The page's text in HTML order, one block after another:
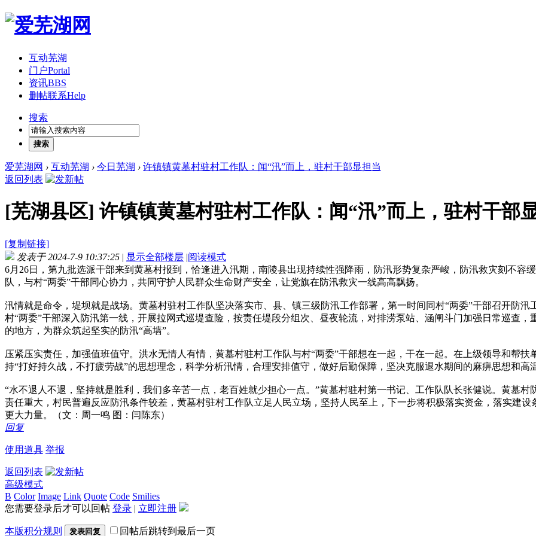
互动芜湖
门户Portal
资讯BBS
删帖联系Help
搜索
搜索
爱芜湖网 › 互动芜湖 › 今日芜湖 › 许镇镇黄墓村驻村工作队：闻“汛”而上，驻村干部显担当
返回列表
[芜湖县区] 许镇镇黄墓村驻村工作队：闻“汛”而上，驻村干部
[复制链接]
发表于 2024-7-9 10:37:25 | 显示全部楼层 |阅读模式
6月26日，第九批选派干部来到黄墓村报到，恰逢进入汛期，南陵县出现持续性强降雨，防汛形势复杂严峻，防汛救灾刻不容
队，与村“两委”干部同心协力，共同守护人民群众生命财产安全，让党旗在防汛救灾一线高高飘扬。
汛情就是命令，堤坝就是战场。黄墓村驻村工作队坚决落实市、县、镇三级防汛工作部署，第一时间同村“两委”干部召开防
村“两委”干部深入防汛第一线，开展拉网式巡堤查险，按责任堤段分组次、昼夜轮流，对排涝泵站、涵闸斗门加强日常巡查
的地方，为群众筑起坚实的防汛“高墙”。
压紧压实责任，加强值班值守。洪水无情人有情，黄墓村驻村工作队与村“两委”干部想在一起，干在一起。在上级领导和帮
持“打好持久战，不打疲劳战”的思想理念，科学分析汛情，合理安排值守，做好后勤保障，坚决克服退水期间的麻痹思想和
“水不退人不退，坚持就是胜利，我们多辛苦一点，老百姓就少担心一点。”黄墓村驻村第一书记、工作队队长张健说。黄墓
责任重大，村民普遍反应防汛条件较差，黄墓村驻村工作队立足人民立场，坚持人民至上，下一步将积极落实资金，落实建
更大力量。（文：周一鸣 图：闫陈东）
回复
使用道具 举报
返回列表
高级模式
B Color Image Link Quote Code Smilies
您需要登录后才可以回帖 登录 | 立即注册
本版积分规则 发表回复 回帖后跳转到最后一页